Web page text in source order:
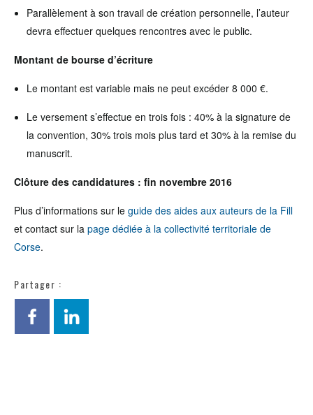
Parallèlement à son travail de création personnelle, l’auteur
devra effectuer quelques rencontres avec le public.
Montant de bourse d’écriture
Le montant est variable mais ne peut excéder 8 000 €.
Le versement s’effectue en trois fois : 40% à la signature de
la convention, 30% trois mois plus tard et 30% à la remise du
manuscrit.
Clôture des candidatures : fin novembre 2016
Plus d’informations sur le guide des aides aux auteurs de la Fill
et contact sur la page dédiée à la collectivité territoriale de
Corse.
Partager :